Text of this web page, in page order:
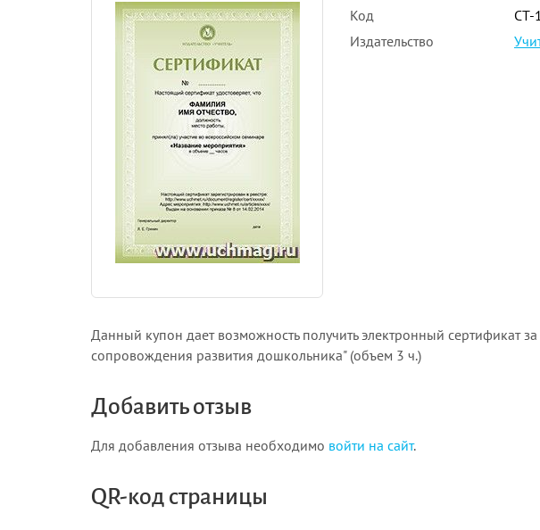
Код
СТ-
Издательство
Данный купон дает возможность получить электронный сертификат
сопровождения развития дошкольника" (объем 3 ч.)
Добавить отзыв
Для добавления отзыва необходимо войти на сайт.
QR-код страницы